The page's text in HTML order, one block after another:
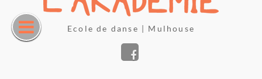
content
Ecole de danse | Mulhouse